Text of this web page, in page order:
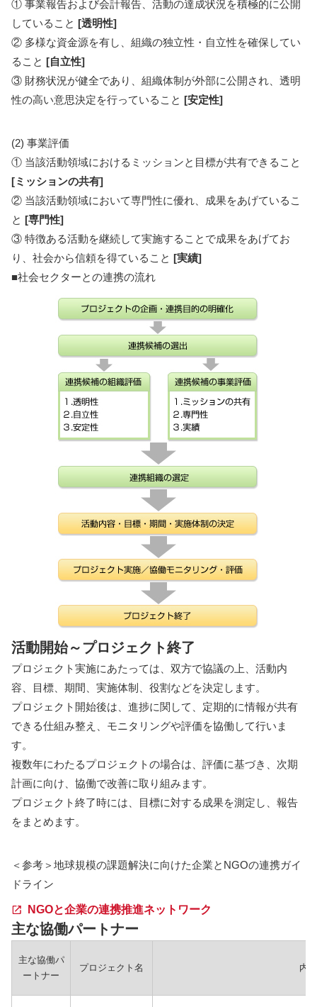
① 事業報告および会計報告、活動の達成状況を積極的に公開
していること [透明性]
② 多様な資金源を有し、組織の独立性・自立性を確保してい
ること [自立性]
③ 財務状況が健全であり、組織体制が外部に公開され、透明
性の高い意思決定を行っていること [安定性]
(2) 事業評価
① 当該活動領域におけるミッションと目標が共有できること
[ミッションの共有]
② 当該活動領域において専門性に優れ、成果をあげているこ
と [専門性]
③ 特徴ある活動を継続して実施することで成果をあげてお
り、社会から信頼を得ていること [実績]
■社会セクターとの連携の流れ
活動開始～プロジェクト終了
プロジェクト実施にあたっては、双方で協議の上、活動内
容、目標、期間、実施体制、役割などを決定します。
プロジェクト開始後は、進捗に関して、定期的に情報が共有
できる仕組み整え、モニタリングや評価を協働して行いま
す。
複数年にわたるプロジェクトの場合は、評価に基づき、次期
計画に向け、協働で改善に取り組みます。
プロジェクト終了時には、目標に対する成果を測定し、報告
をまとめます。
＜参考＞地球規模の課題解決に向けた企業とNGOの連携ガイ
ドライン
NGOと企業の連携推進ネットワーク
主な協働パートナー
主な協働パ
ートナー
プロジェクト名 内容